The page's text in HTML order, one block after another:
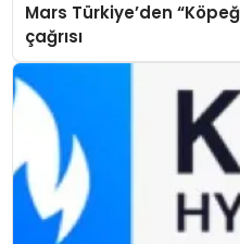
Mars Türkiye’den
çağrısı